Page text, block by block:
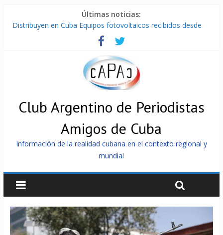
Últimas noticias:
Distribuyen en Cuba Equipos fotovoltaicos recibidos desde
La ONU condena medidas de EE.UU contra Cuba
Cuba alerta sobre doctrina militar de dominación de EEUU
Nuevas sanciones de EEUU contra Cuba apuntan a la
cooperación militar con Rusia y China
Brutal represión contra los que marchan para que no se
venda la patria
Club Argentino de Periodistas
Amigos de Cuba
Información de la realidad cubana en el contexto regional y
mundial